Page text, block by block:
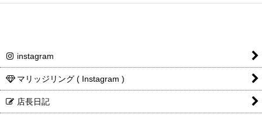
instagram
マリッジリング ( Instagram )
店長日記